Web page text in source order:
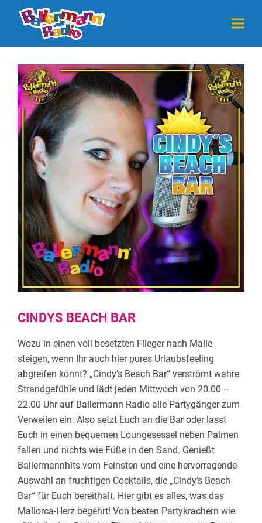
CINDYS BEACH BAR
Wozu in einen voll besetzten Flieger nach Malle
steigen, wenn Ihr auch hier pures Urlaubsfeeling
abgreifen könnt? „Cindy’s Beach Bar“ verströmt wahre
Strandgefühle und lädt jeden Mittwoch von 20.00 –
22.00 Uhr auf Ballermann Radio alle Partygänger zum
Verweilen ein. Also setzt Euch an die Bar oder lasst
Euch in einen bequemen Loungesessel neben Palmen
fallen und nichts wie Füße in den Sand. Genießt
Ballermannhits vom Feinsten und eine hervorragende
Auswahl an fruchtigen Cocktails, die „Cindy’s Beach
Bar“ für Euch bereithält. Hier gibt es alles, was das
Mallorca-Herz begehrt! Von besten Partykrachern wie